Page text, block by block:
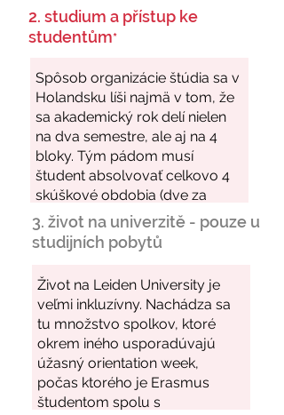
2. studium a přístup ke
studentům*
3. život na univerzitě - pouze u
studijních pobytů